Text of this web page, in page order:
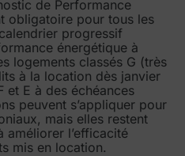
de Performance
obligatoire pour tous les
progressif
énergétique à
logements classés G (très
à la location dès janvier
et E à des échéances
peuvent s’appliquer pour
mais elles restent
améliorer l’efficacité
mis en location.